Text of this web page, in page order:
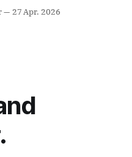
Globians Doc Fest in
27 Apr. 2026